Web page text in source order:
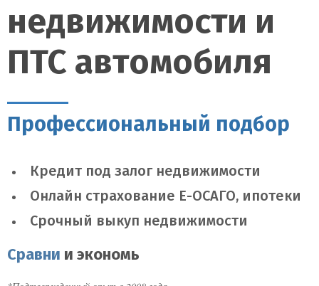
недвижимости и
ПТС автомобиля
Профессиональный подбор
Кредит под залог недвижимости
Онлайн страхование Е-ОСАГО, ипотеки
Срочный выкуп недвижимости
Сравни и экономь